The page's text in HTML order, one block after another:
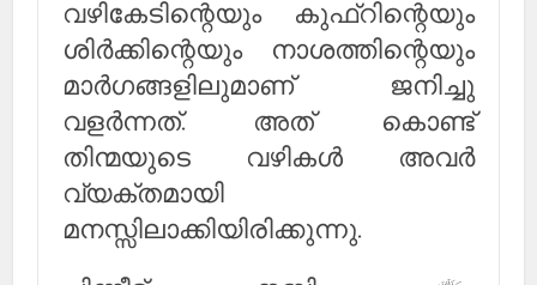
വഴികേടിന്റെയും കുഫ്റിന്റെയും
ശിര്‍ക്കിന്റെയും നാശത്തിന്റെയും
മാര്‍ഗങ്ങളിലുമാണ് ജനിച്ചു
വളര്‍ന്നത്. അത് കൊണ്ട്
തിന്മയുടെ വഴികള്‍ അവര്‍
വ്യക്തമായി
മനസ്സിലാക്കിയിരിക്കുന്നു.